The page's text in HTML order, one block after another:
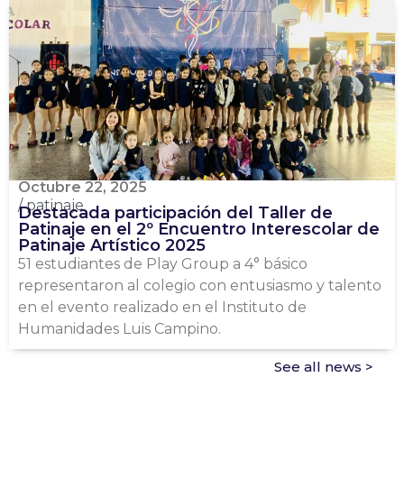
Octubre 22, 2025
/patinaje
Destacada participación del Taller de
Patinaje en el 2º Encuentro Interescolar de
Patinaje Artístico 2025
51 estudiantes de Play Group a 4° básico
representaron al colegio con entusiasmo y talento
en el evento realizado en el Instituto de
Humanidades Luis Campino.
See all news >